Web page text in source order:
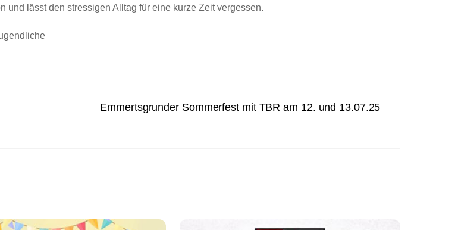
lässt den stressigen Alltag für eine kurze Zeit vergessen.
Emmertsgrunder Sommerfest mit TBR am 12. und 13.07.25